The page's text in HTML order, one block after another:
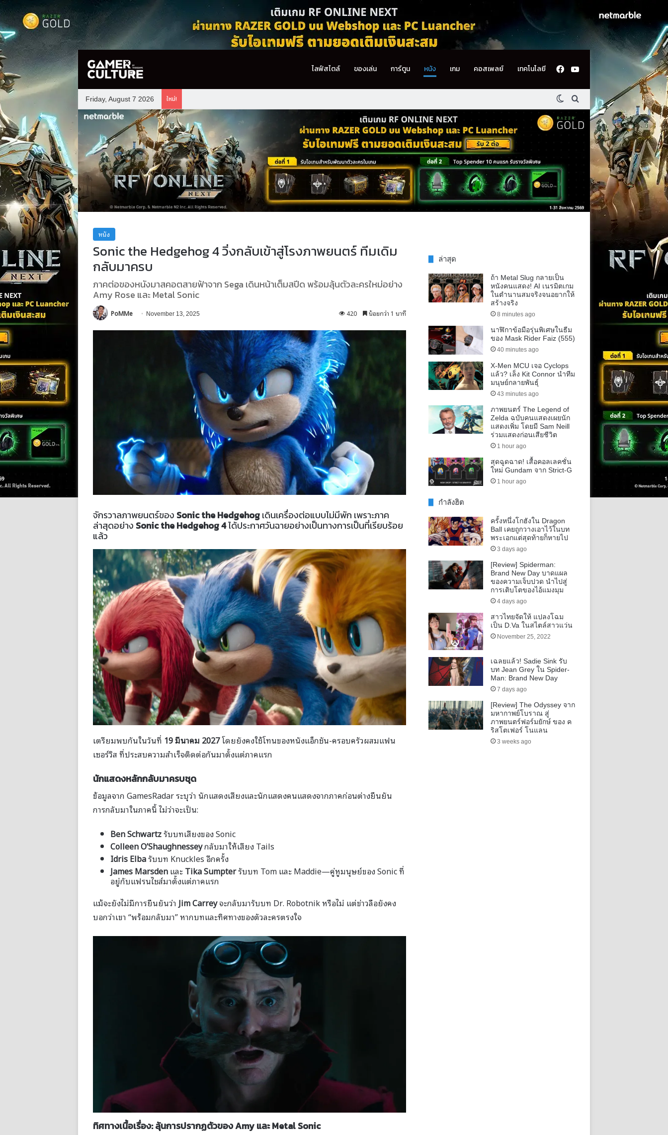
ไลฟ์สไตล์ ของเล่น การ์ตูน หนัง เกม คอสเพลย์ เทคโนโลยี Facebook
YouTube
Friday, August 7 2026 ใหม่! Switch skin
ค้นหา
หนัง
Sonic the Hedgehog 4 วิ่งกลับเข้าสู่โรงภาพยนตร์ ทีมเดิม
กลับมาครบ
ภาคต่อของหนังมาสคอตสายฟ้าจาก Sega เดินหน้าเต็มสปีด พร้อมลุ้นตัวละครใหม่อย่าง
Amy Rose และ Metal Sonic
PoMMe November 13, 2025 420 น้อยกว่า 1 นาที
จักรวาลภาพยนตร์ของ Sonic the Hedgehogเดินเครื่องต่อแบบไม่มีพัก เพราะภาค
ล่าสุดอย่าง Sonic the Hedgehog 4ได้ประกาศวันฉายอย่างเป็นทางการเป็นที่เรียบร้อย
แล้ว
เตรียมพบกันในวันที่ 19 มีนาคม 2027โดยยังคงใช้โทนของหนังแอ็กชัน-ครอบครัวผสมแฟน
เซอร์วิส ที่ประสบความสำเร็จติดต่อกันมาตั้งแต่ภาคแรก
นักแสดงหลักกลับมาครบชุด
ข้อมูลจาก GamesRadar ระบุว่า นักแสดงเสียงและนักแสดงคนแสดงจากภาคก่อนต่างยืนยัน
การกลับมาในภาคนี้ ไม่ว่าจะเป็น:
Ben Schwartzรับบทเสียงของ Sonic
Colleen O’Shaughnesseyกลับมาให้เสียง Tails
Idris Elbaรับบท Knuckles อีกครั้ง
James MarsdenและTika Sumpterรับบท Tom และ Maddie—คู่หูมนุษย์ของ Sonic ที่
อยู่กับแฟรนไชส์มาตั้งแต่ภาคแรก
แม้จะยังไม่มีการยืนยันว่า Jim Carreyจะกลับมารับบท Dr. Robotnik หรือไม่ แต่ข่าวลือยังคง
บอกว่าเขา “พร้อมกลับมา” หากบทและทิศทางของตัวละครตรงใจ
ทิศทางเนื้อเรื่อง: ลุ้นการปรากฏตัวของ Amy และ Metal Sonic
ล่าสุด
ถ้า Metal Slug กลายเป็น
หนังคนแสดง! AI เนรมิตเกม
ในตำนานสมจริงจนอยากให้
สร้างจริง
8 minutes ago
นาฬิกาข้อมือรุ่นพิเศษในธีม
ของ Mask Rider Faiz (555)
40 minutes ago
X-Men MCU เจอ Cyclops
แล้ว? เล็ง Kit Connor นำทีม
มนุษย์กลายพันธุ์
43 minutes ago
ภาพยนตร์ The Legend of
Zelda ฉบับคนแสดงเผยนัก
แสดงเพิ่ม โดยมี Sam Neill
ร่วมแสดงก่อนเสียชีวิต
1 hour ago
สุดฉูดฉาด! เสื้อคอลเลคชั่น
ใหม่ Gundam จาก Strict-G
1 hour ago
กำลังฮิต
ครั้งหนึ่งโกฮังใน Dragon
Ball เคยถูกวางเอาไว้ในบท
พระเอกแต่สุดท้ายก็หายไป
3 days ago
[Review] Spiderman:
Brand New Day บาดแผล
ของความเจ็บปวด นำไปสู่
การเติบโตของไอ้แมงมุม
4 days ago
สาวไทยจัดให้ แปลงโฉม
เป็น D.Va ในสไตล์สาวแว่น
November 25, 2022
เฉลยแล้ว! Sadie Sink รับ
บท Jean Grey ใน Spider-
Man: Brand New Day
7 days ago
[Review] The Odyssey จาก
มหากาพย์โบราณ สู่
ภาพยนตร์ฟอร์มยักษ์ ของ ค
ริสโตเฟอร์ โนแลน
3 weeks ago